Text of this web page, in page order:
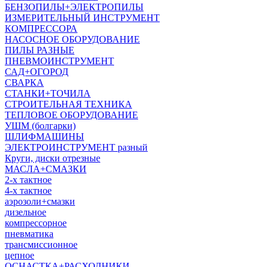
БЕНЗОПИЛЫ+ЭЛЕКТРОПИЛЫ
ИЗМЕРИТЕЛЬНЫЙ ИНСТРУМЕНТ
КОМПРЕССОРА
НАСОСНОЕ ОБОРУДОВАНИЕ
ПИЛЫ РАЗНЫЕ
ПНЕВМОИНСТРУМЕНТ
САД+ОГОРОД
СВАРКА
СТАНКИ+ТОЧИЛА
СТРОИТЕЛЬНАЯ ТЕХНИКА
ТЕПЛОВОЕ ОБОРУДОВАНИЕ
УШМ (болгарки)
ШЛИФМАШИНЫ
ЭЛЕКТРОИНСТРУМЕНТ разный
Круги, диски отрезные
МАСЛА+СМАЗКИ
2-х тактное
4-х тактное
аэрозоли+смазки
дизельное
компрессорное
пневматика
трансмиссионное
цепное